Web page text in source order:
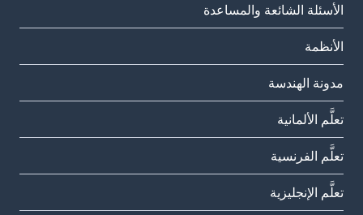
الأسئلة الشائعة والمساعدة
الأنظمة
مدونة الهندسة
تعلَّم الألمانية
تعلَّم الفرنسية
تعلَّم الإنجليزية